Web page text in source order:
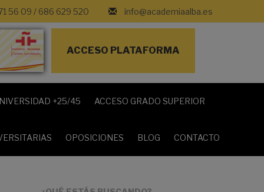
info@academiaalba.es
56 09 / 686 629 520
ACCESO PLATAFORMA
+25/45 ACCESO GRADO SUPERIOR
OPOSICIONES BLOG CONTACTO